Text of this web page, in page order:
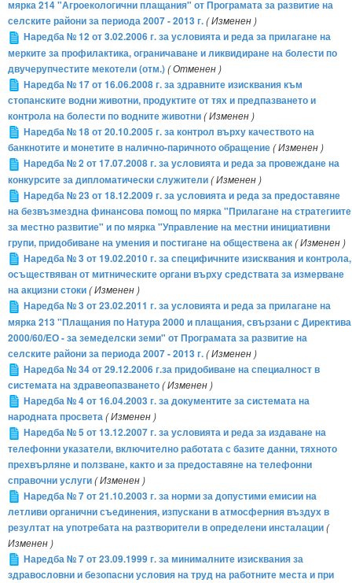
мярка 214 "Агроекологични плащания" от Програмата за развитие на
селските райони за периода 2007 - 2013 г.( Изменен )
Наредба № 12 от 3.02.2006 г. за условията и реда за прилагане на
мерките за профилактика, ограничаване и ликвидиране на болести по
двучерупчестите мекотели (отм.)( Отменен )
Наредба № 17 от 16.06.2008 г. за здравните изисквания към
стопанските водни животни, продуктите от тях и предпазването и
контрола на болести по водните животни( Изменен )
Наредба № 18 от 20.10.2005 г. за контрол върху качеството на
банкнотите и монетите в налично-паричното обращение( Изменен )
Наредба № 2 от 17.07.2008 г. за условията и реда за провеждане на
конкурсите за дипломатически служители( Изменен )
Наредба № 23 от 18.12.2009 г. за условията и реда за предоставяне
на безвъзмездна финансова помощ по мярка "Прилагане на стратегиите
за местно развитие" и по мярка "Управление на местни инициативни
групи, придобиване на умения и постигане на обществена ак( Изменен )
Наредба № 3 от 19.02.2010 г. за специфичните изисквания и контрола,
осъществяван от митническите органи върху средствата за измерване
на акцизни стоки( Изменен )
Наредба № 3 от 23.02.2011 г. за условията и реда за прилагане на
мярка 213 "Плащания по Натура 2000 и плащания, свързани с Директива
2000/60/EО - за земеделски земи" от Програмата за развитие на
селските райони за периода 2007 - 2013 г.( Изменен )
Наредба № 34 от 29.12.2006 г.за придобиване на специалност в
системата на здравеопазването( Изменен )
Наредба № 4 от 16.04.2003 г. за документите за системата на
народната просвета( Изменен )
Наредба № 5 от 13.12.2007 г. за условията и реда за издаване на
телефонни указатели, включително работата с базите данни, тяхното
прехвърляне и ползване, както и за предоставяне на телефонни
справочни услуги( Изменен )
Наредба № 7 от 21.10.2003 г. за норми за допустими емисии на
летливи органични съединения, изпускани в атмосферния въздух в
резултат на употребата на разтворители в определени инсталации(
Изменен )
Наредба № 7 от 23.09.1999 г. за минималните изисквания за
здравословни и безопасни условия на труд на работните места и при